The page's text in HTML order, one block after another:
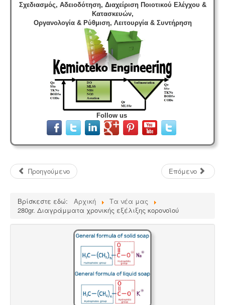
Σχεδιασμός, Αδειοδότηση, Διαχείριση Ποιοτικού Ελέγχου &
Κατασκευών,
Οργανολογία & Ρύθμιση, Λειτουργία & Συντήρηση
Follow us
Προηγούμενο Επόμενο
Βρίσκεστε εδώ: Αρχική
Τα νέα μας
280gr. Διαγράμματα χρονικής εξέλιξης κορονοϊού